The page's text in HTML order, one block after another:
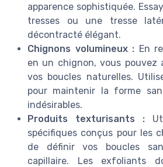
apparence sophistiquée.
tresses ou une tresse
décontracté élégant.
Chignons volumineux : En
en un chignon, vous pouvez
vos boucles naturelles.
pour maintenir la forme
indésirables.
Produits texturisants :
spécifiques conçus pour les
de définir vos boucles
capillaire. Les exfoliants